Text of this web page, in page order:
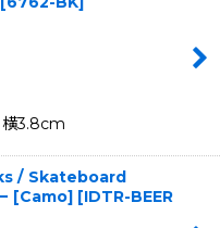
横3.8cm
/ Skateboard
[Camo] [IDTR-BEER